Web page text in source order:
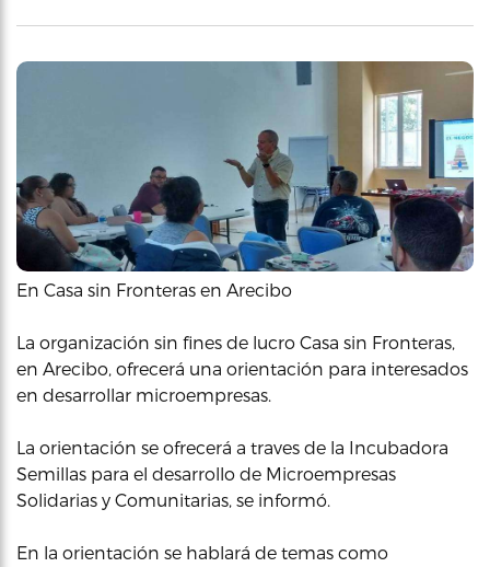
En Casa sin Fronteras en Arecibo
La organización sin fines de lucro Casa sin Fronteras,
en Arecibo, ofrecerá una orientación para interesados
en desarrollar microempresas.
La orientación se ofrecerá a traves de la Incubadora
Semillas para el desarrollo de Microempresas
Solidarias y Comunitarias, se informó.
En la orientación se hablará de temas como